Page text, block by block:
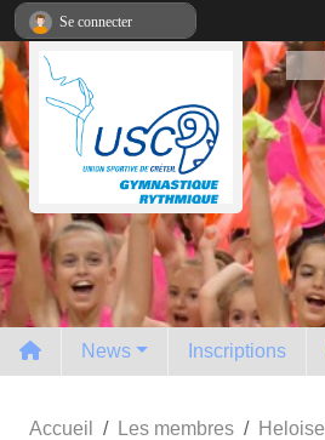
News Inscriptions
Accueil Les membres Heloise
Se connecter
Panneau de gestion des cookies